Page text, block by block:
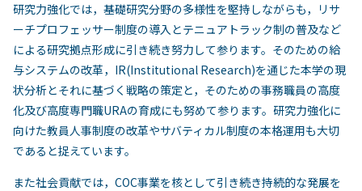
研究力強化では，基礎研究分野の多様性を堅持しながらも，リサ
ーチプロフェッサー制度の導入とテニュアトラック制の普及など
による研究拠点形成に引き続き努力して参ります。そのための給
与システムの改革，IR(Institutional Research)を通じた本学の現
状分析とそれに基づく戦略の策定と，そのための事務職員の高度
化及び高度専門職URAの育成にも努めて参ります。研究力強化に
向けた教員人事制度の改革やサバティカル制度の本格運用も大切
であると捉えています。
また社会貢献では，COC事業を核として引き続き持続的な発展を